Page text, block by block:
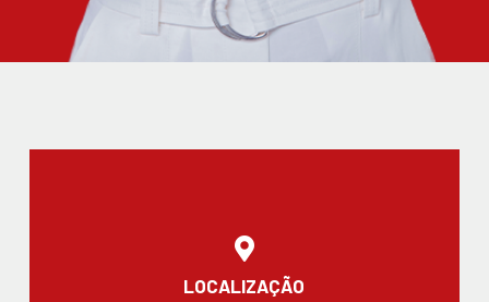
LOCALIZAÇÃO